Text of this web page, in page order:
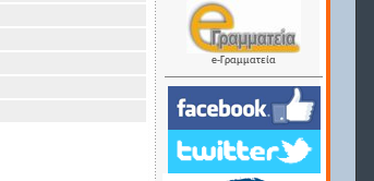
e-Γραμματεία